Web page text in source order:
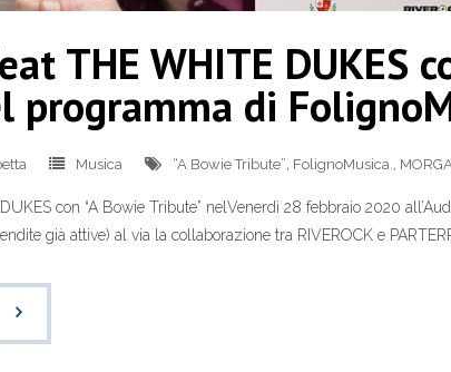
THE WHITE DUKES
programma di
Musica “A Bowie Tribute” FolignoMusica.
con “A Bowie Tribute” nelVenerdì 28 febbraio 2020
già attive) al via la collaborazione tra RIVEROCK e